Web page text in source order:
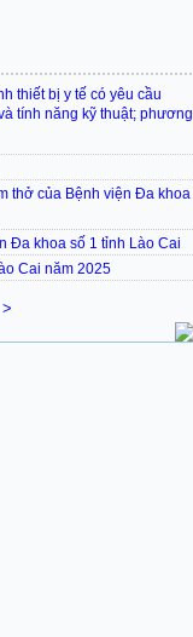
thiết bị y tế có yêu cầu
tính năng kỹ thuật; phương
thở của Bệnh viện Đa khoa
Đa khoa số 1 tỉnh Lào Cai
Cai năm 2025
>